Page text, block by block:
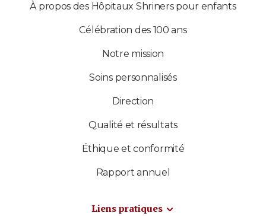
À propos des Hôpitaux Shriners pour enfants
Célébration des 100 ans
Notre mission
Soins personnalisés
Direction
Qualité et résultats
Éthique et conformité
Rapport annuel
Liens pratiques